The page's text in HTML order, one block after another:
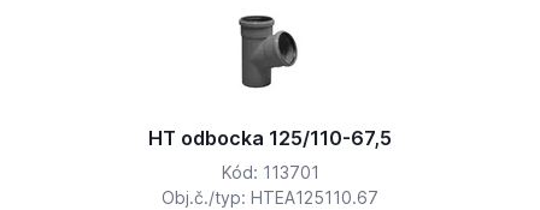
HT odbocka 125/110-67,5
Kód: 113701
Obj.č./typ: HTEA125110.67